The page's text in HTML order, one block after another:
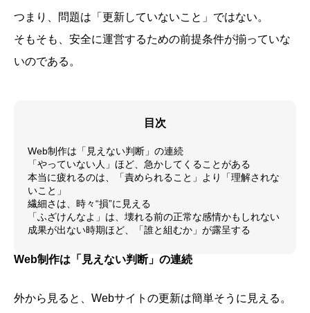
つまり、問題は「更新していないこと」ではない。
そもそも、安全に運営するための前提条件が揃っていな
いのである。
目次
Web制作は「見えない判断」の連続
「やっていない人」ほど、急かしてくることがある
本当に疲れるのは、「責められること」より「理解されな
いこと」
繊細さは、時々“損”に見える
「ふざけんなよ」は、壊れる前の正常な感情かもしれない
成果が出ない時期ほど、「誰と組むか」が露呈する
Web制作は「見えない判断」の連続
外から見ると、Webサイトの更新は簡単そうに見える。